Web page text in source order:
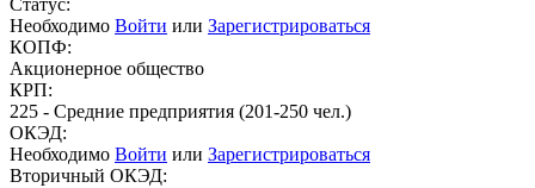
Статус:
Необходимо Войти или Зарегистрироваться
КОПФ:
Акционерное общество
КРП:
225 - Средние предприятия (201-250 чел.)
ОКЭД:
Необходимо Войти или Зарегистрироваться
Вторичный ОКЭД: